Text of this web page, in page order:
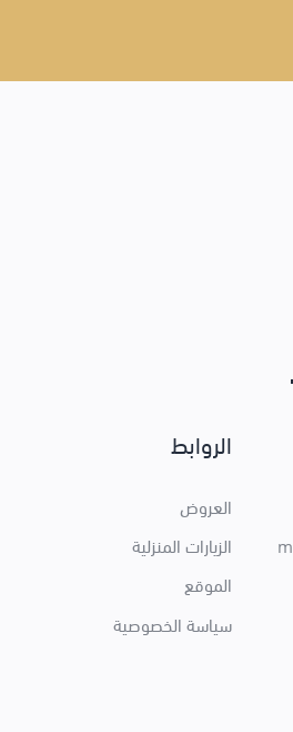
الروابط
العروض
الزيارات المنزلية
الموقع
سياسة الخصوصية